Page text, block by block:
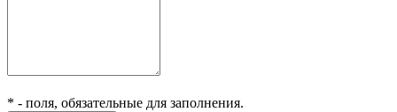
* - поля, обязательные для заполнения.